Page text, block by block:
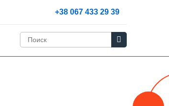
+38 067 433 29 39